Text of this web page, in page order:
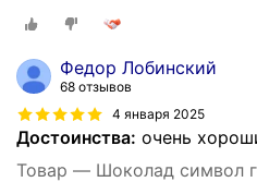
Федор Лобинский
68 отзывов
4 января 2025
Достоинства: очень
Товар — Шоколад символ